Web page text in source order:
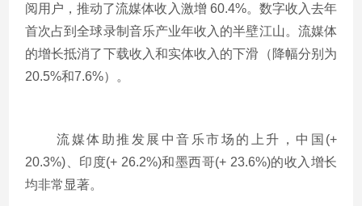
阅用户，推动了流媒体收入激增 60.4%。数字收入去年
首次占到全球录制音乐产业年收入的半壁江山。流媒体
的增长抵消了下载收入和实体收入的下滑（降幅分别为
20.5%和7.6%）。
流媒体助推发展中音乐市场的上升，中国(+
20.3%)、印度(+ 26.2%)和墨西哥(+ 23.6%)的收入增长
均非常显著。